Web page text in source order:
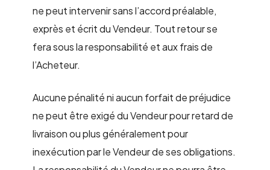
ne peut intervenir sans l’accord préalable,
exprès et écrit du Vendeur. Tout retour se
fera sous la responsabilité et aux frais de
l’Acheteur.
Aucune pénalité ni aucun forfait de préjudice
ne peut être exigé du Vendeur pour retard de
livraison ou plus généralement pour
inexécution par le Vendeur de ses obligations.